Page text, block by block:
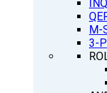
M-
3-